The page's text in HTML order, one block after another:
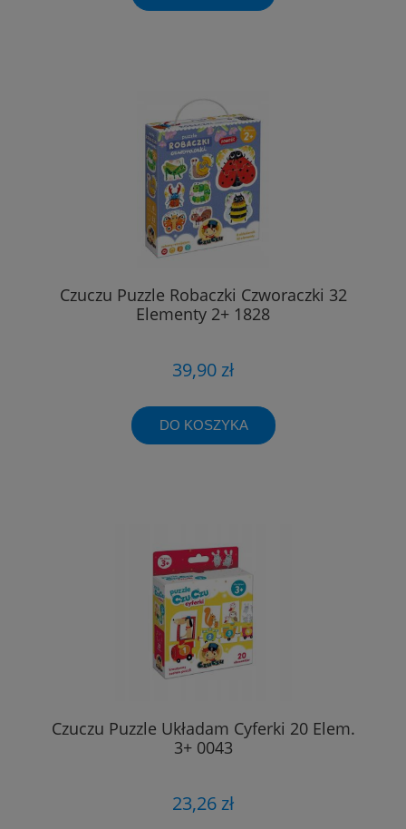
Czuczu Puzzle Robaczki Czworaczki 32
Elementy 2+ 1828
39,90 zł
DO KOSZYKA
Czuczu Puzzle Układam Cyferki 20 Elem.
3+ 0043
23,26 zł